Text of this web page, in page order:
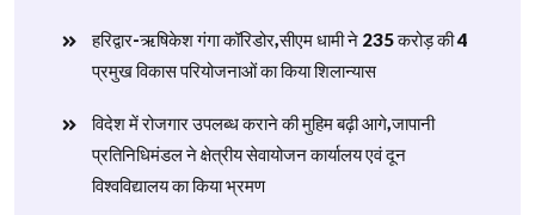
हरिद्वार-ऋषिकेश गंगा कॉरिडोर,सीएम धामी ने 235 करोड़ की 4
प्रमुख विकास परियोजनाओं का किया शिलान्यास
विदेश में रोजगार उपलब्ध कराने की मुहिम बढ़ी आगे,जापानी
प्रतिनिधिमंडल ने क्षेत्रीय सेवायोजन कार्यालय एवं दून
विश्वविद्यालय का किया भ्रमण